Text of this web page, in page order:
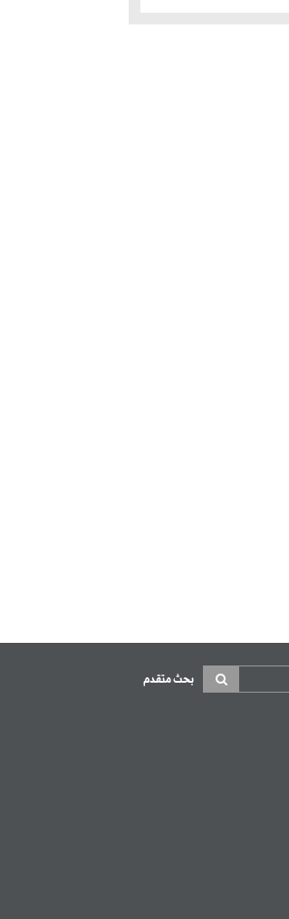
بحث متقدم